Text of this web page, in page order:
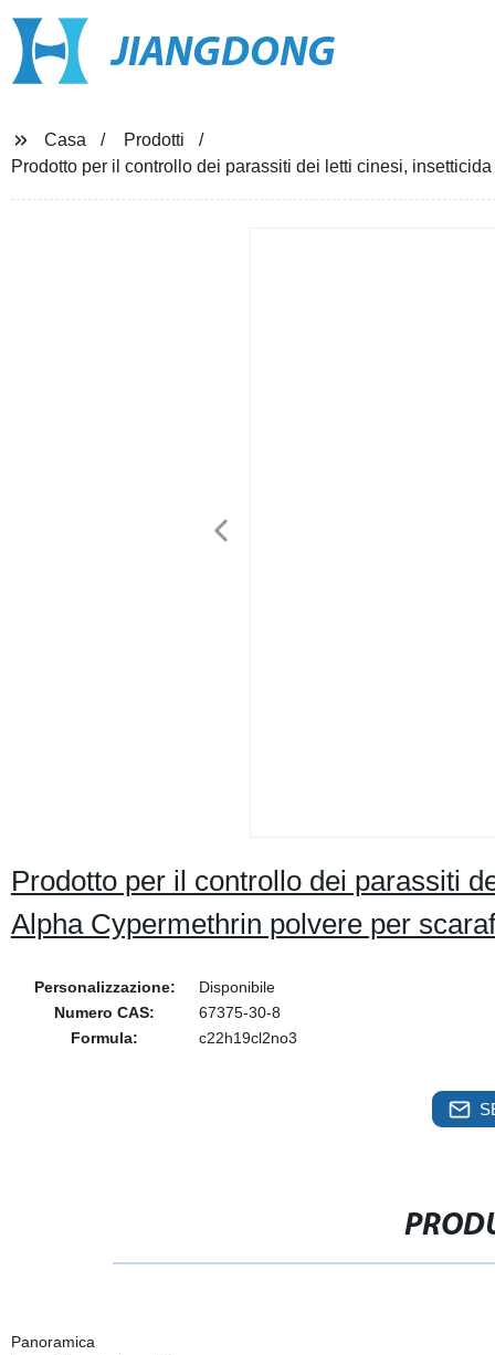
JIANGDONG
Casa
Prodotti
Prodotto per il controllo dei parassiti dei letti cinesi,
Prodotto per il controllo dei parassiti
Alpha Cypermethrin polvere per
Personalizzazione:
Disponibile
Numero CAS:
67375-30-8
Formula:
c22h19cl2no3
Panoramica